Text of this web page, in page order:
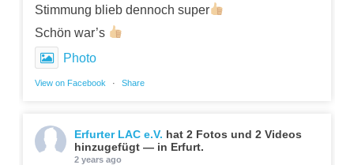
Stimmung blieb dennoch super
Schön war’s
Photo
View on Facebook · Share
Erfurter LAC e.V. hat 2 Fotos und 2 Videos
hinzugefügt — in Erfurt.
2 years ago